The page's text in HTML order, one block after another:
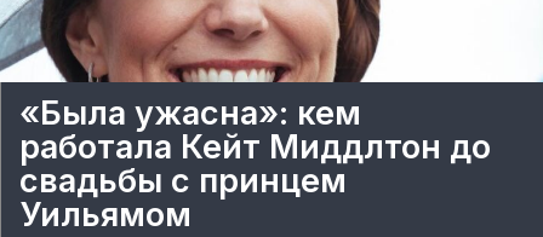
«Была ужасна»: кем
работала Кейт Миддлтон до
свадьбы с принцем
Уильямом